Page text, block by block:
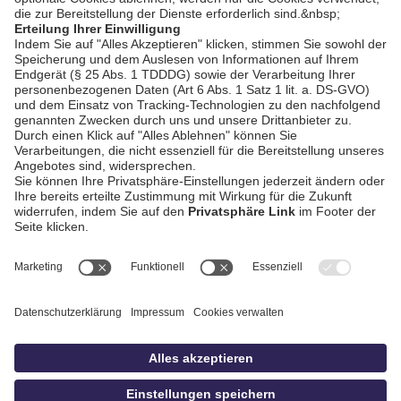
Straubing ersten
Bezirksliga West
AGB / Gewinnspiele
Datenschutz
Impressum
idowa.de